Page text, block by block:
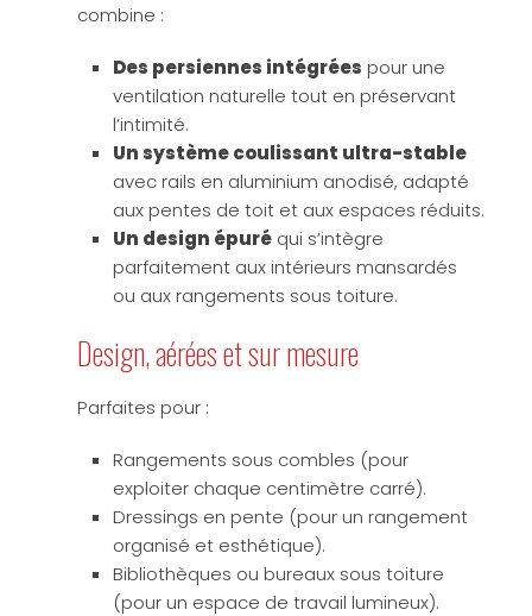
combine :
Des persiennes intégrées pour une
ventilation naturelle tout en préservant
l’intimité.
Un système coulissant ultra-stable
avec rails en aluminium anodisé, adapté
aux pentes de toit et aux espaces réduits.
Un design épuré qui s’intègre
parfaitement aux intérieurs mansardés
ou aux rangements sous toiture.
Design, aérées et sur mesure
Parfaites pour :
Rangements sous combles (pour
exploiter chaque centimètre carré).
Dressings en pente (pour un rangement
organisé et esthétique).
Bibliothèques ou bureaux sous toiture
(pour un espace de travail lumineux).